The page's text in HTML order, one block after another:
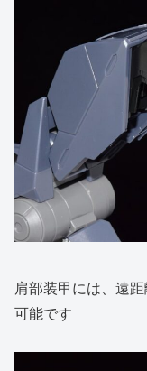
肩部装甲には、遠
可能です